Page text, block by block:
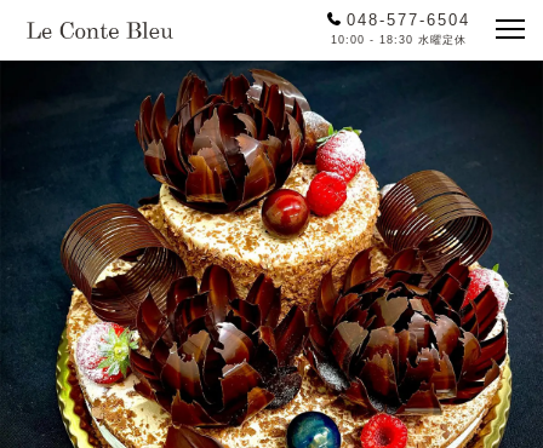
048-577-6504
10:00 - 18:30 水曜定休